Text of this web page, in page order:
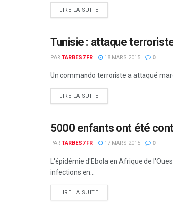
LIRE LA SUITEDETAILS
MONDE
Tunisie : attaque
PAR TARBES7.FR 18 MARS 2015 0
Un commando terroriste a attaqué
LIRE LA SUITEDETAILS
MONDE
5000 enfants ont été
PAR TARBES7.FR 17 MARS 2015 0
L'épidémie d'Ebola en Afrique de
infections en...
LIRE LA SUITEDETAILS